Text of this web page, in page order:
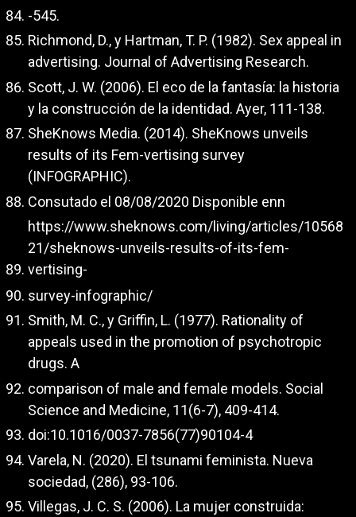
-545.
Richmond, D., y Hartman, T. P. (1982). Sex appeal in
advertising. Journal of Advertising Research.
Scott, J. W. (2006). El eco de la fantasía: la historia
y la construcción de la identidad. Ayer, 111-138.
SheKnows Media. (2014). SheKnows unveils
results of its Fem-vertising survey
(INFOGRAPHIC).
Consutado el 08/08/2020 Disponible enn
https://www.sheknows.com/living/articles/10568
21/sheknows-unveils-results-of-its-fem-
vertising-
survey-infographic/
Smith, M. C., y Griffin, L. (1977). Rationality of
appeals used in the promotion of psychotropic
drugs. A
comparison of male and female models. Social
Science and Medicine, 11(6-7), 409-414.
doi:10.1016/0037-7856(77)90104-4
Varela, N. (2020). El tsunami feminista. Nueva
sociedad, (286), 93-106.
Villegas, J. C. S. (2006). La mujer construida: